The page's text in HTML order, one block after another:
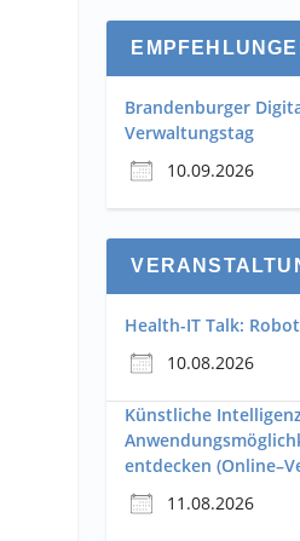
Brandenburger
Verwaltungstag
10.09.2026
Health-IT Talk:
10.08.2026
Künstliche
entdecken
11.08.2026